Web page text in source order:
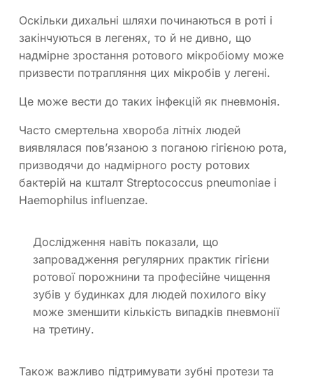
Оскільки дихальні шляхи починаються в роті і
закінчуються в легенях, то й не дивно, що
надмірне зростання ротового мікробіому може
призвести потрапляння цих мікробів у легені.
Це може вести до таких інфекцій як пневмонія.
Часто смертельна хвороба літніх людей
виявлялася пов’язаною з поганою гігієною рота,
призводячи до надмірного росту ротових
бактерій на кшталт Streptococcus pneumoniae і
Haemophilus influenzae.
Дослідження навіть показали, що
запровадження регулярних практик гігієни
ротової порожнини та професійне чищення
зубів у будинках для людей похилого віку
може зменшити кількість випадків пневмонії
на третину.
Також важливо підтримувати зубні протези та